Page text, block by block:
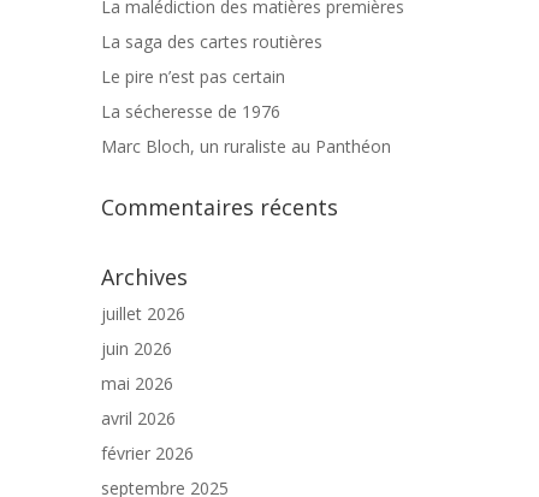
La malédiction des matières premières
La saga des cartes routières
Le pire n’est pas certain
La sécheresse de 1976
Marc Bloch, un ruraliste au Panthéon
Commentaires récents
Archives
juillet 2026
juin 2026
mai 2026
avril 2026
février 2026
septembre 2025